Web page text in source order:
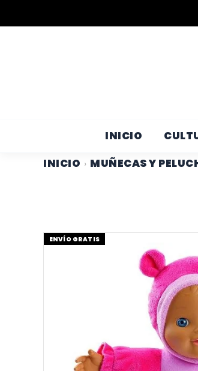
INICIO
INICIO › MUÑECAS Y
ENVÍO GRATIS